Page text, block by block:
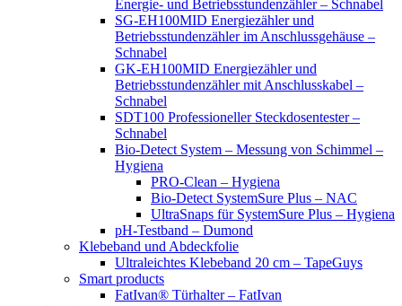
Energie- und Betriebsstundenzähler – Schnabel
SG-EH100MID Energiezähler und
Betriebsstundenzähler im Anschlussgehäuse –
Schnabel
GK-EH100MID Energiezähler und
Betriebsstundenzähler mit Anschlusskabel –
Schnabel
SDT100 Professioneller Steckdosentester –
Schnabel
Bio-Detect System – Messung von Schimmel –
Hygiena
PRO-Clean – Hygiena
Bio-Detect SystemSure Plus – NAC
UltraSnaps für SystemSure Plus – Hygiena
pH-Testband – Dumond
Klebeband und Abdeckfolie
Ultraleichtes Klebeband 20 cm – TapeGuys
Smart products
FatIvan® Türhalter – FatIvan